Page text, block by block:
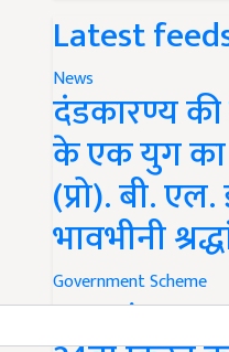
Latest
News
दंडकारण्य की
के एक युग का
(प्रो). बी.
भावभीनी
Government Scheme
PM Kisan